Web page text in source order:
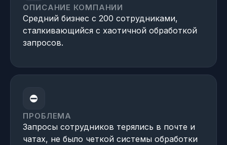
ОПИСАНИЕ КОМПАНИИ
Средний бизнес с 200 сотрудниками,
сталкивающийся с хаотичной обработкой
запросов.
⛔
ПРОБЛЕМА
Запросы сотрудников терялись в почте и
чатах, не было четкой системы обработки